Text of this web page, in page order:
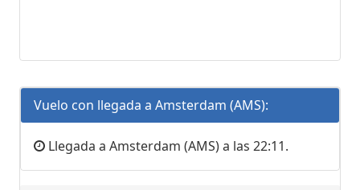
Vuelo con llegada a Amsterdam (AMS):
Llegada a Amsterdam (AMS) a las 22:11.